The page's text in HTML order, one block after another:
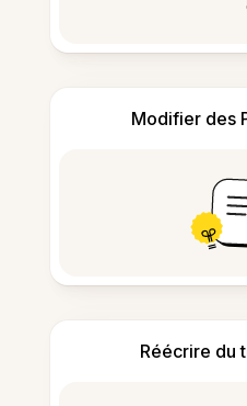
Modifier des
Réécrire du